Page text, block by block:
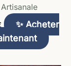
Artisanale
✨ Acheter
la
page
du